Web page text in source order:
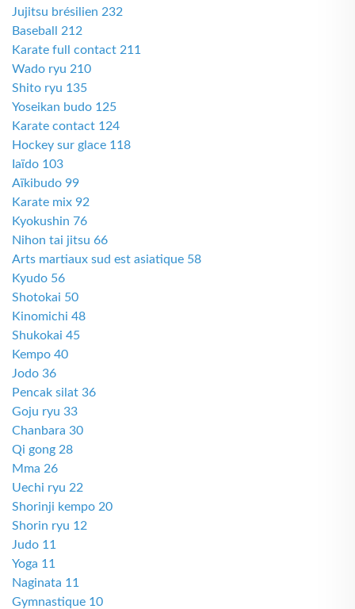
Jujitsu brésilien 232
Baseball 212
Karate full contact 211
Wado ryu 210
Shito ryu 135
Yoseikan budo 125
Karate contact 124
Hockey sur glace 118
Iaïdo 103
Aïkibudo 99
Karate mix 92
Kyokushin 76
Nihon tai jitsu 66
Arts martiaux sud est asiatique 58
Kyudo 56
Shotokai 50
Kinomichi 48
Shukokai 45
Kempo 40
Jodo 36
Pencak silat 36
Goju ryu 33
Chanbara 30
Qi gong 28
Mma 26
Uechi ryu 22
Shorinji kempo 20
Shorin ryu 12
Judo 11
Yoga 11
Naginata 11
Gymnastique 10